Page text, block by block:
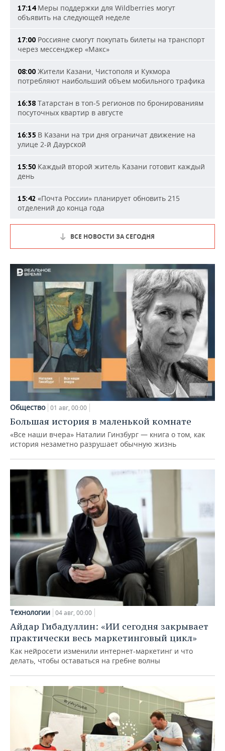
17:14Меры поддержки для Wildberries могут
объявить на следующей неделе
17:00 Россияне смогут покупать билеты на транспорт
через мессенджер «Макс»
08:00 Жители Казани, Чистополя и Кукмора
потребляют наибольший объем мобильного трафика
16:38 Татарстан в топ-5 регионов по бронированиям
посуточных квартир в августе
16:35 В Казани на три дня ограничат движение на
улице 2-й Даурской
15:50 Каждый второй житель Казани готовит каждый
день
15:42 «Почта России» планирует обновить 215
отделений до конца года
ВСЕ НОВОСТИ ЗА СЕГОДНЯ
Общество 01 авг, 00:00
Большая история в маленькой комнате
«Все наши вчера» Наталии Гинзбург — книга о том, как
история незаметно разрушает обычную жизнь
Технологии 04 авг, 00:00
Айдар Гибадуллин: «ИИ сегодня закрывает
практически весь маркетинговый цикл»
Как нейросети изменили интернет-маркетинг и что
делать, чтобы оставаться на гребне волны